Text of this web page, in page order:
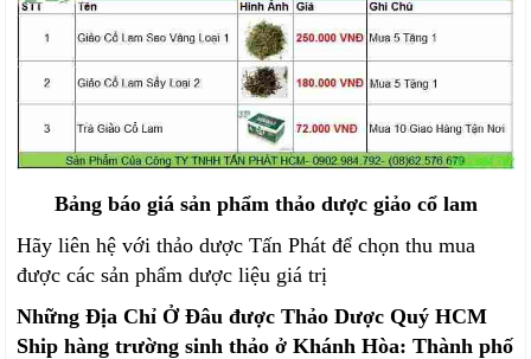
Bảng báo giá sản phẩm thảo dược giảo cổ lam
Hãy liên hệ với thảo dược Tấn Phát để chọn thu mua
được các sản phẩm dược liệu giá trị
Những Địa Chỉ Ở Đâu được Thảo Dược Quý HCM
Ship hàng trường sinh thảo ở Khánh Hòa:Thành phố